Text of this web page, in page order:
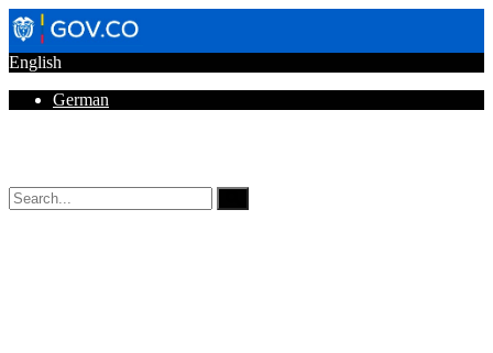
English
German